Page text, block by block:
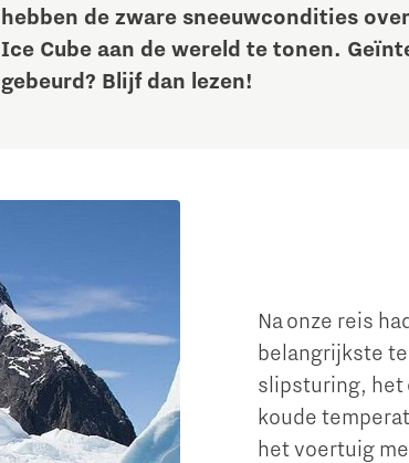
hebben de zware sneeuwcondities
Ice Cube aan de wereld te tonen.
gebeurd? Blijf dan lezen!
Na onze reis
belangrijkste
slipsturing, het
koude
het voertuig